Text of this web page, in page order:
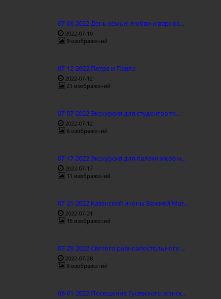
07-08-2022 День семьи, любви и вернос...
2022-07-10
9 изображений
07-12-2022 Петра и Павла
2022-07-12
21 изображений
07-07-2022 Экскурсия для студентов те...
2022-07-12
6 изображений
07-17-2022 Экскурсия для паломников и...
2022-07-17
11 изображений
07-21-2022 Казанской иконы Божией Мат...
2022-07-21
15 изображений
07-28-2022 Святого равноапостольного ...
2022-07-28
8 изображений
08-01-2022 Посещение Гусёвского женск...